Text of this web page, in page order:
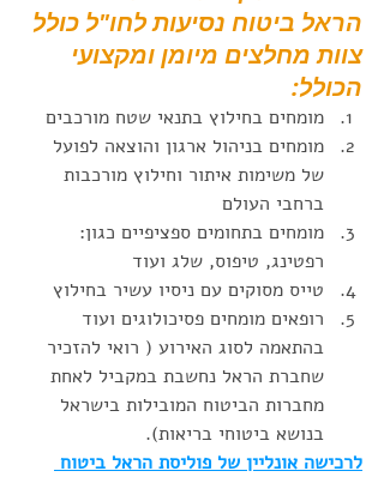
הראל ביטוח נסיעות לחו"ל כולל
צוות מחלצים מיומן ומקצועי
הכולל:
מומחים בחילוץ בתנאי שטח מורכבים
מומחים בניהול ארגון והוצאה לפועל
של משימות איתור וחילוץ מורכבות
ברחבי העולם
מומחים בתחומים ספציפיים כגון:
רפטינג, טיפוס, שלג ועוד
טייס מסוקים עם ניסיו עשיר בחילוץ
רופאים מומחים פסיכולוגים ועוד
בהתאמה לסוג האירוע ( רואי להזכיר
שחברת הראל נחשבת במקביל לאחת
מחברות הביטוח המובילות בישראל
בנושא ביטוחי בריאות).
לרכישה אונליין של פוליסת הראל ביטוח